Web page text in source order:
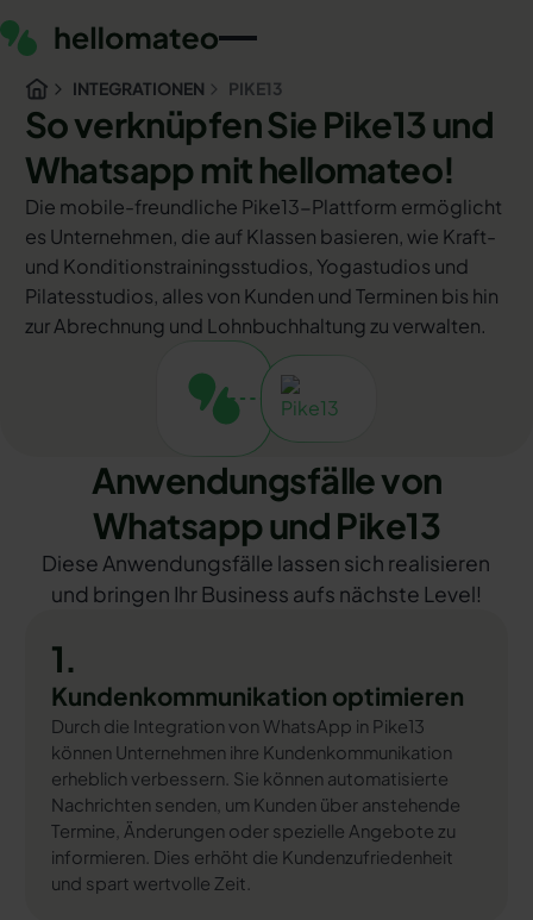
INTEGRATIONEN PIKE13
So verknüpfen Sie Pike13 und
Whatsapp mit hellomateo!
Die mobile-freundliche Pike13-Plattform ermöglicht
es Unternehmen, die auf Klassen basieren, wie Kraft-
und Konditionstrainingsstudios, Yogastudios und
Pilatesstudios, alles von Kunden und Terminen bis hin
zur Abrechnung und Lohnbuchhaltung zu verwalten.
Anwendungsfälle von
Whatsapp und Pike13
Diese Anwendungsfälle lassen sich realisieren
und bringen Ihr Business aufs nächste Level!
1.
Kundenkommunikation optimieren
Durch die Integration von WhatsApp in Pike13
können Unternehmen ihre Kundenkommunikation
erheblich verbessern. Sie können automatisierte
Nachrichten senden, um Kunden über anstehende
Termine, Änderungen oder spezielle Angebote zu
informieren. Dies erhöht die Kundenzufriedenheit
und spart wertvolle Zeit.